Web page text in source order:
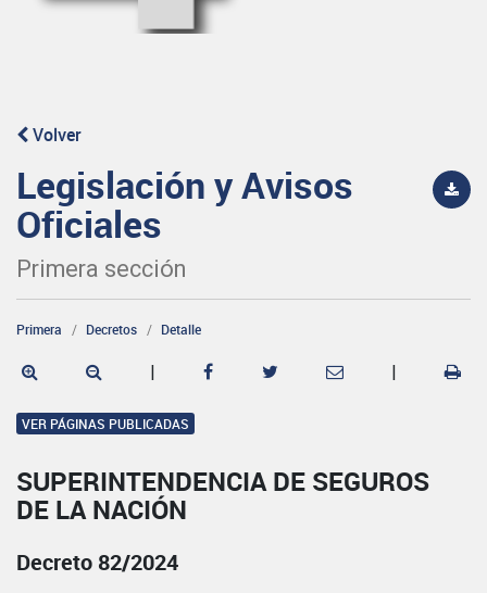
Volver
Legislación y Avisos
Oficiales
Primera sección
Primera Decretos Detalle
| |
VER PÁGINAS PUBLICADAS
SUPERINTENDENCIA DE SEGUROS
DE LA NACIÓN
Decreto 82/2024